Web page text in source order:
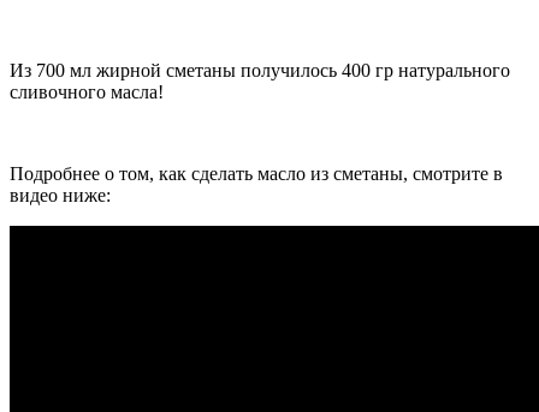
Из 700 мл жирной сметаны получилось 400 гр натурального
сливочного масла!
Подробнее о том, как сделать масло из сметаны, смотрите в
видео ниже: